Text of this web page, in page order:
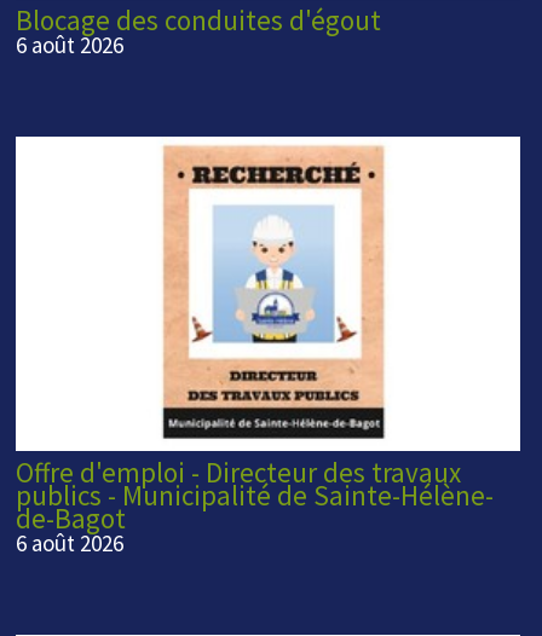
Blocage des conduites d'égout
6 août 2026
Offre d'emploi - Directeur des travaux
publics - Municipalité de Sainte-Hélène-
de-Bagot
6 août 2026